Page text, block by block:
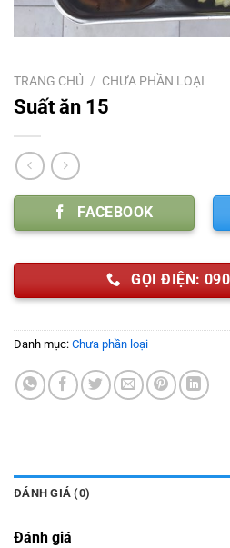
TRANG CHỦ / CHƯA PHẦN LOẠI
Suất ăn 15
FACEBOOK
GỌI ĐIỆN:
Danh mục: Chưa phần loại
ĐÁNH GIÁ (0)
Đánh giá